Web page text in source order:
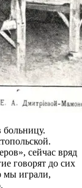
сейчас вряд
говорят до сих
мы играли,